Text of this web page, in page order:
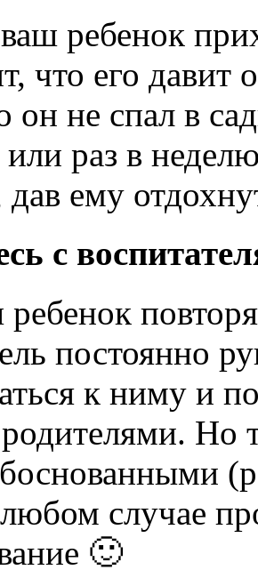
ребенок
что его
он не спал в
или раз в
дав ему
с
постоянно
к ниму и
Но
случае
🙂